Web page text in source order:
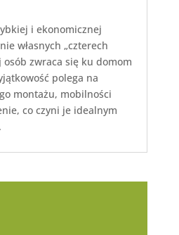
i ekonomicznej
własnych „czterech
osób zwraca się ku domom
polega na
montażu, mobilności
co czyni je idealnym